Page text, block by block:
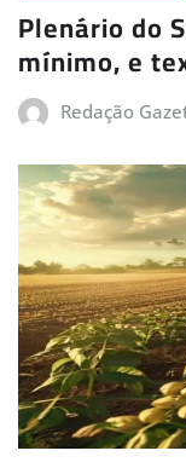
Plenário do
mínimo, e
Redação